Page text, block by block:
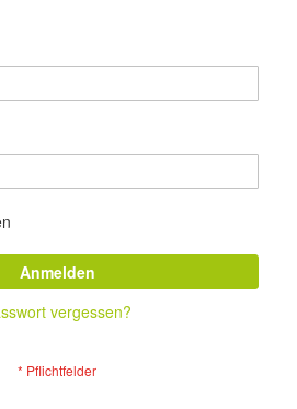
Anmelden
vergessen?